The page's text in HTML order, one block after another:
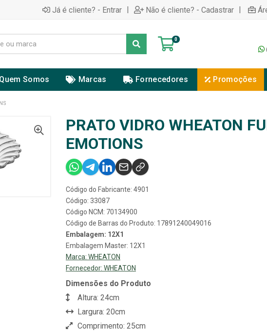
Já é cliente? - Entrar | Não é cliente? - Cadastrar |
0
Quem Somos Marcas Fornecedores Promoções
PRATO VIDRO WHEATON
EMOTIONS
Código do Fabricante: 4901
Código: 33087
Código NCM: 70134900
Código de Barras do Produto: 17891240049016
Embalagem: 12X1
Embalagem Master: 12X1
Marca: WHEATON
Fornecedor: WHEATON
Dimensões do Produto
Altura: 24cm
Largura: 20cm
Comprimento: 25cm